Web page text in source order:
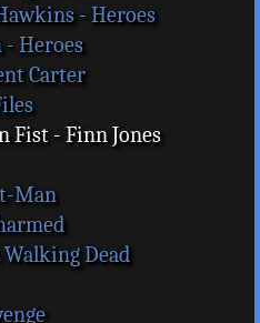
- Heroes
Heroes
Carter
- Finn Jones
Man
Dead